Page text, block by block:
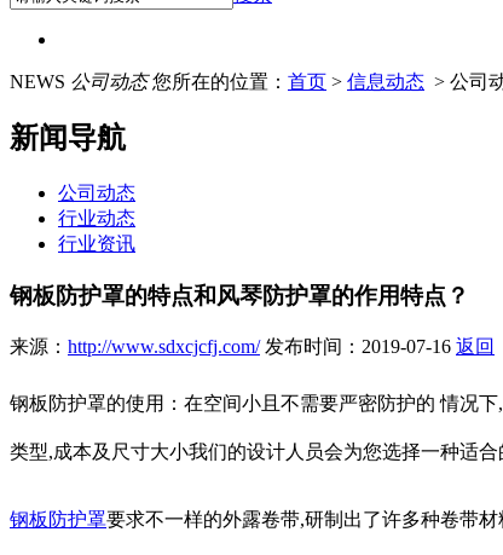
NEWS 公司动态您所在的位置： 首页 > 信息动态 > 公司
新闻导航
公司动态
行业动态
行业资讯
钢板防护罩的特点和风琴防护罩的作用特点？
来源： http://www.sdxcjcfj.com/发布时间：2019-07-16 返回
钢板防护罩的使用：在空间小且不需要严密防护的 情况
类型,成本及尺寸大小我们的设计人员会为您选择一种适合
钢板防护罩要求不一样的外露卷带,研制出了许多种卷带